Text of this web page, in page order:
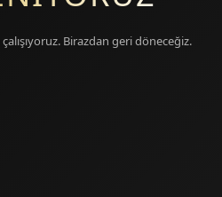
Birazdan geri döneceğiz.